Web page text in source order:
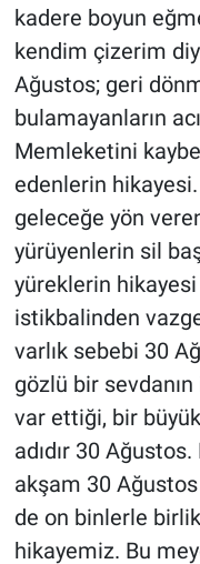
kadere boyun
kendim çizerim
Ağustos; geri
bulamayanların
Memleketini
edenlerin
geleceğe yön
yürüyenlerin sil
yüreklerin
istikbalinden
varlık sebebi 30
gözlü bir
var ettiği, bir
adıdır 30
akşam 30
de on binlerle
hikayemiz. Bu